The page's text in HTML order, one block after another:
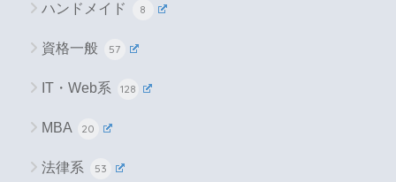
ハンドメイド 8
資格一般 57
IT・Web系 128
MBA 20
法律系 53